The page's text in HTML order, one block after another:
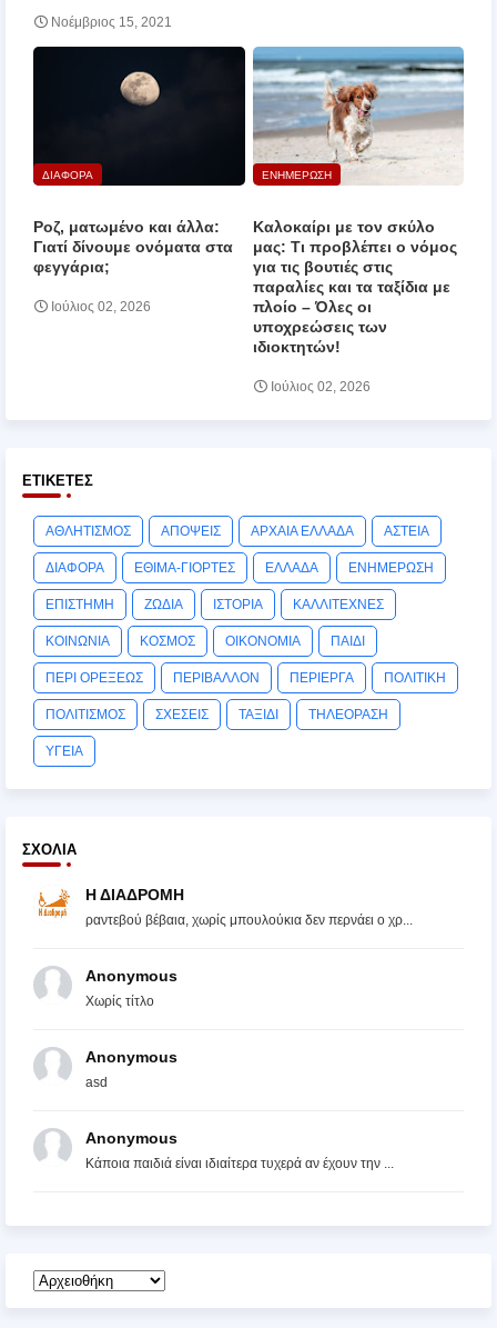
Νοέμβριος 15, 2021
ΔΙΑΦΟΡΑ
Ροζ, ματωμένο και άλλα:
Γιατί δίνουμε ονόματα στα
φεγγάρια;
Ιούλιος 02, 2026
ΕΝΗΜΕΡΩΣΗ
Καλοκαίρι με τον σκύλο
μας: Τι προβλέπει ο νόμος
για τις βουτιές στις
παραλίες και τα ταξίδια με
πλοίο – Όλες οι
υποχρεώσεις των
ιδιοκτητών!
Ιούλιος 02, 2026
ΕΤΙΚΈΤΕΣ
ΑΘΛΗΤΙΣΜΟΣ ΑΠΟΨΕΙΣ ΑΡΧΑΙΑ ΕΛΛΑΔΑ ΑΣΤΕΙΑ
ΔΙΑΦΟΡΑ ΕΘΙΜΑ-ΓΙΟΡΤΕΣ ΕΛΛΑΔΑ ΕΝΗΜΕΡΩΣΗ
ΕΠΙΣΤΗΜΗ ΖΩΔΙΑ ΙΣΤΟΡΙΑ ΚΑΛΛΙΤΕΧΝΕΣ
ΚΟΙΝΩΝΙΑ ΚΟΣΜΟΣ ΟΙΚΟΝΟΜΙΑ ΠΑΙΔΙ
ΠΕΡΙ ΟΡΕΞΕΩΣ ΠΕΡΙΒΑΛΛΟΝ ΠΕΡΙΕΡΓΑ ΠΟΛΙΤΙΚΗ
ΠΟΛΙΤΙΣΜΟΣ ΣΧΕΣΕΙΣ ΤΑΞΙΔΙ ΤΗΛΕΟΡΑΣΗ
ΥΓΕΙΑ
ΣΧΌΛΙΑ
Η ΔΙΑΔΡΟΜΗ
ραντεβού βέβαια, χωρίς μπουλούκια δεν περνάει ο χρ...
Anonymous
Χωρίς τίτλο
Anonymous
asd
Anonymous
Κάποια παιδιά είναι ιδιαίτερα τυχερά αν έχουν την ...